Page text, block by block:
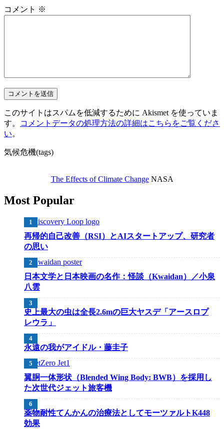
コメント ※
このサイトはスパムを低減するために Akismet を使っていま
す。
コメントデータの処理方法の詳細はこちらをご覧くださ
い。
気候危機(tags)
The Effects of Climate ChangeNASA
Most Popular
再帰的自己改善（RSI）とAIスタートアップ、研究者
の思い
日本文学と日本映画の名作：怪談（Kwaidan）／小泉
八雲
史上最大の虫は全長2.6mの巨大ヤスデ「アースロプ
レウラ」
永遠の我がアイドル・藤圭子
翼胴一体形状（Blended Wing Body: BWB）を採用し
た次世代ジェット旅客機
薬物耐性てんかんの治療法としてモーツァルトK448
効果